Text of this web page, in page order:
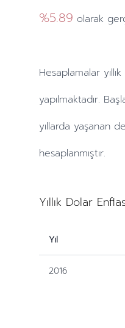
%5.89 olarak
Hesaplamalar yıllık
yapılmaktadır.
yıllarda yaşanan
hesaplanmıştır.
Yıllık Dolar
Yıl
2016